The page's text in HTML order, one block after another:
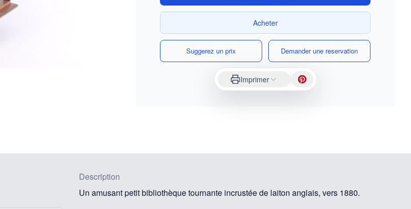
Acheter
Suggerez un prix Demander une reservation
Imprimer
Description
Un amusant petit bibliothèque tournante incrustée de laiton anglais, vers 1880.